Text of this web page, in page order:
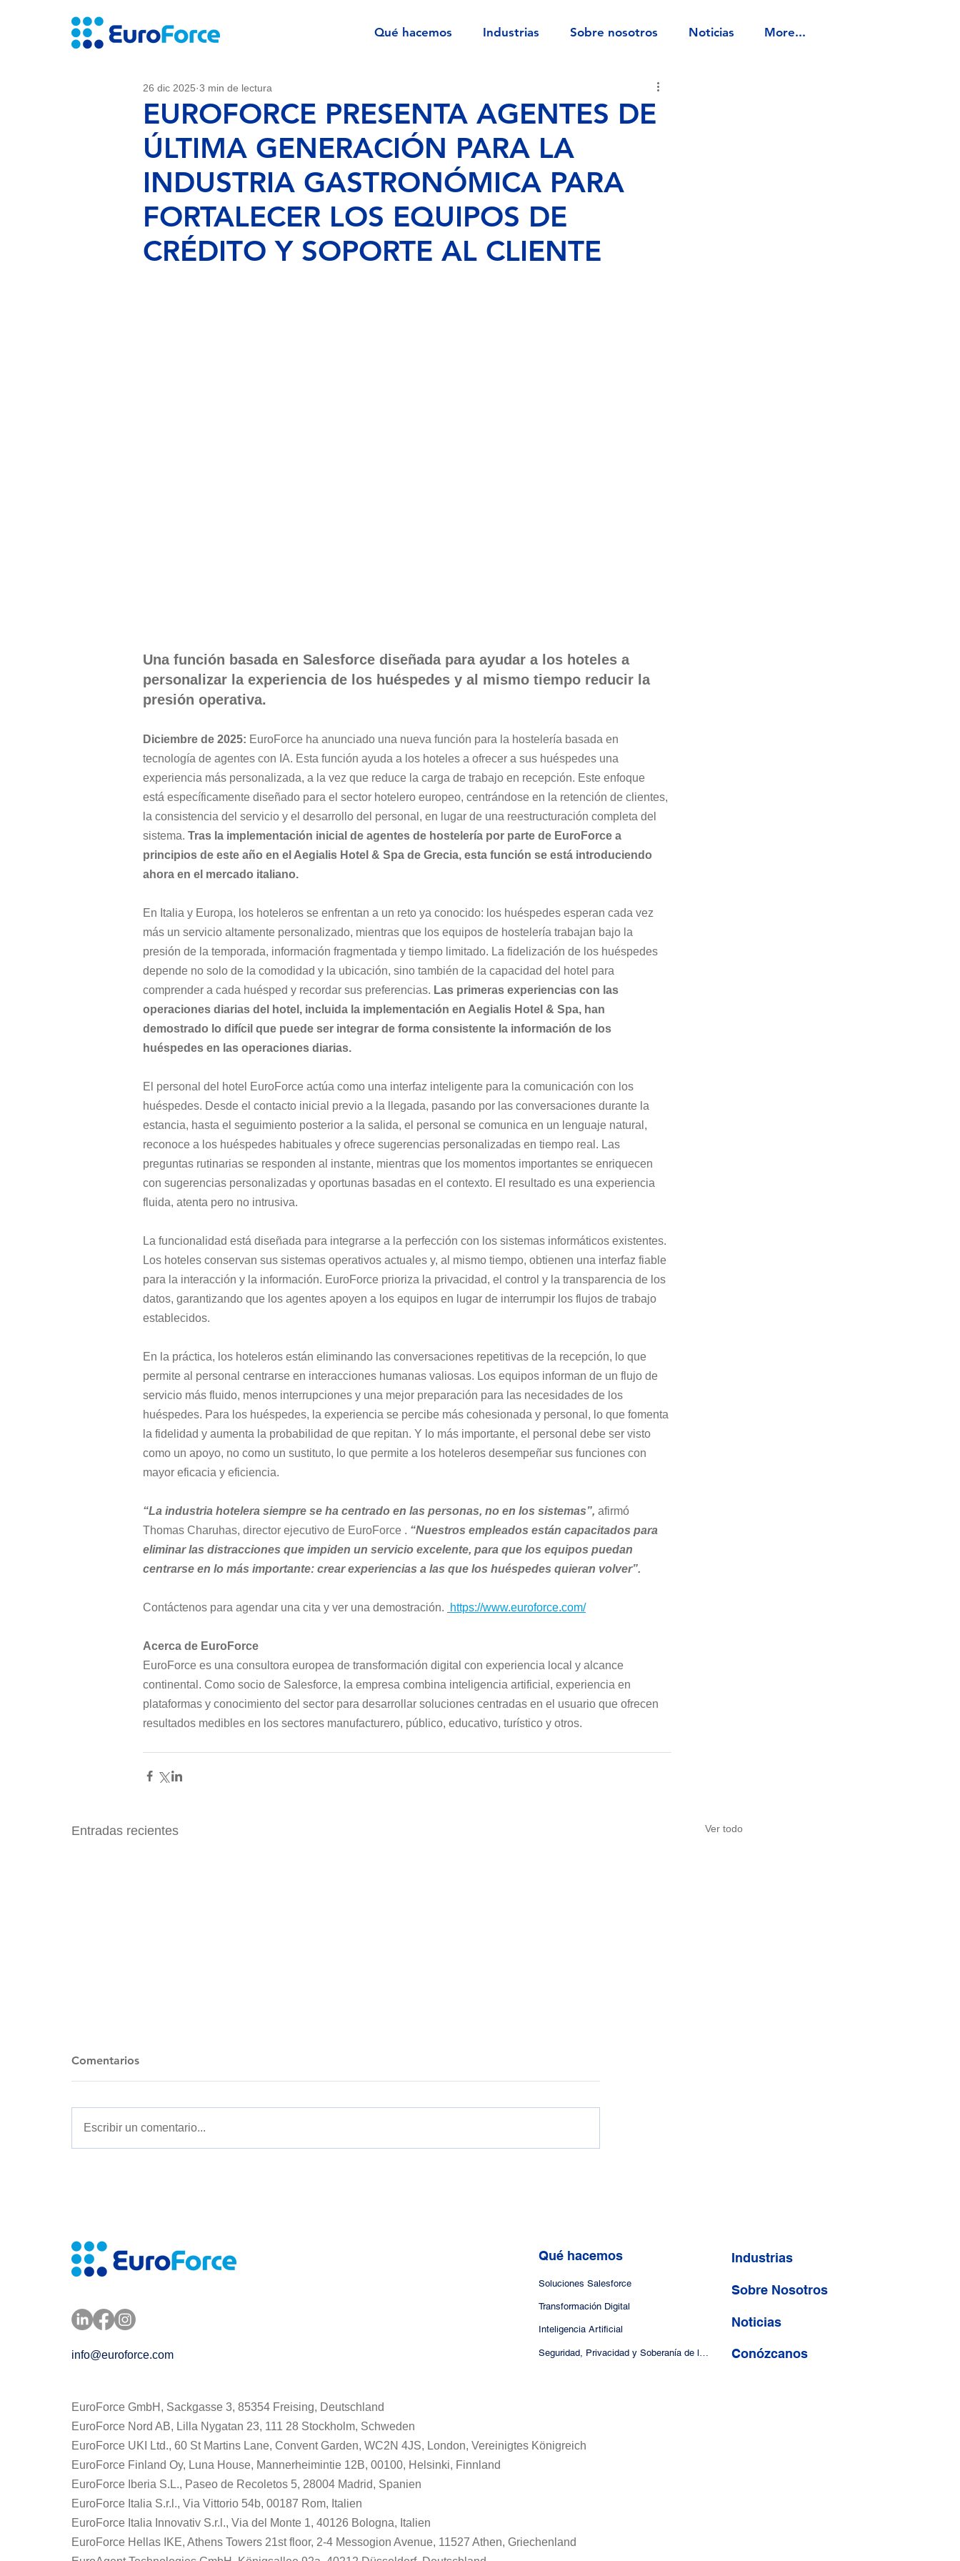
Qué hacemos Industrias Sobre nosotros Noticias More...
EUROFORCE PRESENTA AGENTES DE
ÚLTIMA GENERACIÓN PARA LA
INDUSTRIA GASTRONÓMICA PARA
FORTALECER LOS EQUIPOS DE
CRÉDITO Y SOPORTE AL CLIENTE
26 dic 2025 3 min de lectura
Una función basada en Salesforce diseñada para ayudar a los hoteles a
personalizar la experiencia de los huéspedes y al mismo tiempo reducir la
presión operativa.
Diciembre de 2025: EuroForce ha anunciado una nueva función para la hostelería basada en
tecnología de agentes con IA. Esta función ayuda a los hoteles a ofrecer a sus huéspedes una
experiencia más personalizada, a la vez que reduce la carga de trabajo en recepción. Este enfoque
está específicamente diseñado para el sector hotelero europeo, centrándose en la retención de clientes,
la consistencia del servicio y el desarrollo del personal, en lugar de una reestructuración completa del
sistema. Tras la implementación inicial de agentes de hostelería por parte de EuroForce a
principios de este año en el Aegialis Hotel & Spa de Grecia, esta función se está introduciendo
ahora en el mercado italiano.
En Italia y Europa, los hoteleros se enfrentan a un reto ya conocido: los huéspedes esperan cada vez
más un servicio altamente personalizado, mientras que los equipos de hostelería trabajan bajo la
presión de la temporada, información fragmentada y tiempo limitado. La fidelización de los huéspedes
depende no solo de la comodidad y la ubicación, sino también de la capacidad del hotel para
comprender a cada huésped y recordar sus preferencias. Las primeras experiencias con las
operaciones diarias del hotel, incluida la implementación en Aegialis Hotel & Spa, han
demostrado lo difícil que puede ser integrar de forma consistente la información de los
huéspedes en las operaciones diarias.
El personal del hotel EuroForce actúa como una interfaz inteligente para la comunicación con los
huéspedes. Desde el contacto inicial previo a la llegada, pasando por las conversaciones durante la
estancia, hasta el seguimiento posterior a la salida, el personal se comunica en un lenguaje natural,
reconoce a los huéspedes habituales y ofrece sugerencias personalizadas en tiempo real. Las
preguntas rutinarias se responden al instante, mientras que los momentos importantes se enriquecen
con sugerencias personalizadas y oportunas basadas en el contexto. El resultado es una experiencia
fluida, atenta pero no intrusiva.
La funcionalidad está diseñada para integrarse a la perfección con los sistemas informáticos existentes.
Los hoteles conservan sus sistemas operativos actuales y, al mismo tiempo, obtienen una interfaz fiable
para la interacción y la información. EuroForce prioriza la privacidad, el control y la transparencia de los
datos, garantizando que los agentes apoyen a los equipos en lugar de interrumpir los flujos de trabajo
establecidos.
En la práctica, los hoteleros están eliminando las conversaciones repetitivas de la recepción, lo que
permite al personal centrarse en interacciones humanas valiosas. Los equipos informan de un flujo de
servicio más fluido, menos interrupciones y una mejor preparación para las necesidades de los
huéspedes. Para los huéspedes, la experiencia se percibe más cohesionada y personal, lo que fomenta
la fidelidad y aumenta la probabilidad de que repitan. Y lo más importante, el personal debe ser visto
como un apoyo, no como un sustituto, lo que permite a los hoteleros desempeñar sus funciones con
mayor eficacia y eficiencia.
“La industria hotelera siempre se ha centrado en las personas, no en los sistemas”, afirmó
Thomas Charuhas, director ejecutivo de EuroForce . “Nuestros empleados están capacitados para
eliminar las distracciones que impiden un servicio excelente, para que los equipos puedan
centrarse en lo más importante: crear experiencias a las que los huéspedes quieran volver”.
Contáctenos para agendar una cita y ver una demostración. https://www.euroforce.com/
Acerca de EuroForce
EuroForce es una consultora europea de transformación digital con experiencia local y alcance
continental. Como socio de Salesforce, la empresa combina inteligencia artificial, experiencia en
plataformas y conocimiento del sector para desarrollar soluciones centradas en el usuario que ofrecen
resultados medibles en los sectores manufacturero, público, educativo, turístico y otros.
Entradas recientes Ver todo
HOSPITALIDADT
Comentarios
Escribir un comentario...
info@euroforce.com
EuroForce GmbH, Sackgasse 3, 85354 Freising, Deutschland
EuroForce Nord AB, Lilla Nygatan 23, 111 28 Stockholm, Schweden
EuroForce UKI Ltd., 60 St Martins Lane, Convent Garden, WC2N 4JS, London, Vereinigtes Königreich
EuroForce Finland Oy, Luna House, Mannerheimintie 12B, 00100, Helsinki, Finnland
EuroForce Iberia S.L., Paseo de Recoletos 5, 28004 Madrid, Spanien
EuroForce Italia S.r.l., Via Vittorio 54b, 00187 Rom, Italien
EuroForce Italia Innovativ S.r.l., Via del Monte 1, 40126 Bologna, Italien
EuroForce Hellas IKE, Athens Towers 21st floor, 2-4 Messogion Avenue, 11527 Athen, Griechenland
Qué hacemos
Soluciones Salesforce
Transformación Digital
Inteligencia Artificial
Industrias
Sobre Nosotros
Noticias
Conózcanos